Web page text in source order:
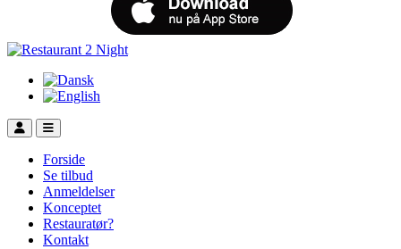
Forside
Se tilbud
Anmeldelser
Konceptet
Restauratør?
Kontakt